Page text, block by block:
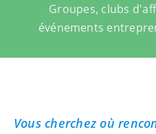
Groupes, clubs
événements
Vous cherchez où